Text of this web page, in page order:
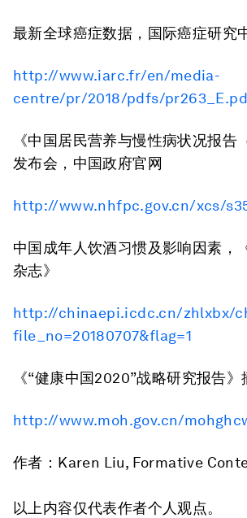
最新全球癌症数据，国际癌症研究
http://www.iarc.fr/en/media-
centre/pr/2018/pdfs/
《中国居民营养与慢性病状况报告
发布会，中国政府官网
http://www.nhfpc.gov.cn/xcs/
中国成年人饮酒习惯及影响因素，
杂志》
http://chinaepi.icdc.cn/zhlxbx/
file_no=20180707&flag=1
《“健康中国2020”战略研究报告》
http://www.moh.gov.cn/
作者：Karen Liu, Formative
以上内容仅代表作者个人观点。